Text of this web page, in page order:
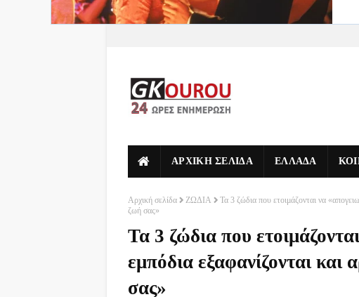
ΑΡΧΙΚΗ ΣΕΛΙΔΑ ΕΛΛΑΔΑ
Αρχική σελίδα ΖΩΔΙΑ
Τα 3 ζώδια που ετοιμάζονται να
ζωή σας»
Τα 3 ζώδια που
εμπόδια εξαφανίζονται και
σας»